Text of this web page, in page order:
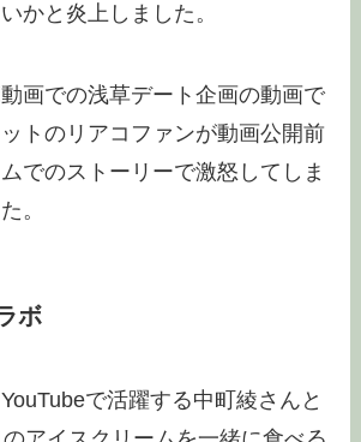
かと炎上しました。
画での浅草デート企画の動画で
トのリアコファンが動画公開前
でのストーリーで激怒してしま
。
ボ
で活躍する中町綾さんと